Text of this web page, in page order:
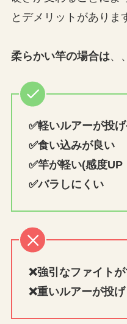
とデメリットがありま
柔らかい竿の場合は、
✅軽いルアーが投
✅食い込みが良い
✅竿が軽い(感度UP
✅バラしにくい
❌強引なファイト
❌重いルアーが投